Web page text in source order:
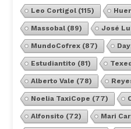
Leo Cortigol(115)
Massobal(89) José
MundoCofrex(87)
Estudiantito (81)
Alberto Vale (78)
Noelia TaxiCope (77)
Alfonsito (72) Mari